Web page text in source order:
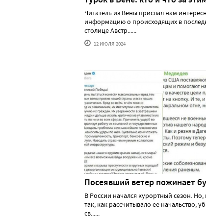
Читатель из Вены прислал нам
информацию о происходящих в
столице Австр......
12 ИЮЛЯ'2024
Посеявший ветер пожинает
В России начался курортный сезон.
так, как рассчитывало ее начальство,
св......